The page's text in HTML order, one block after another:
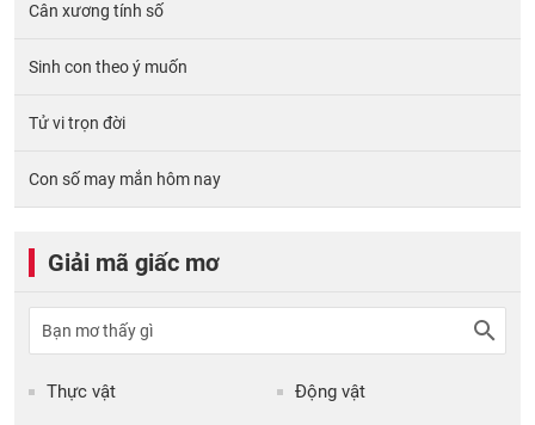
Cân xương tính số
Sinh con theo ý muốn
Tử vi trọn đời
Con số may mắn hôm nay
Giải mã giấc mơ
Thực vật Động vật